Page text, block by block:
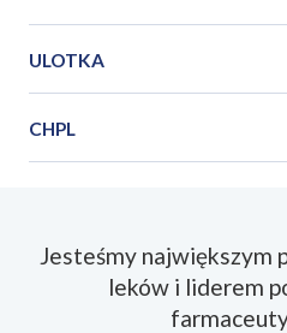
ULOTKA
CHPL
Jesteśmy największym
leków i liderem